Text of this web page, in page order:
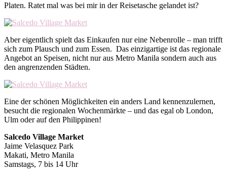
Platen. Ratet mal was bei mir in der Reisetasche gelandet ist?
Aber eigentlich spielt das Einkaufen nur eine Nebenrolle – man trifft
sich zum Plausch und zum Essen. Das einzigartige ist das regionale
Angebot an Speisen, nicht nur aus Metro Manila sondern auch aus
den angrenzenden Städten.
Eine der schönen Möglichkeiten ein anders Land kennenzulernen,
besucht die regionalen Wochenmärkte – und das egal ob London,
Ulm oder auf den Philippinen!
Salcedo Village Market
Jaime Velasquez Park
Makati, Metro Manila
Samstags, 7 bis 14 Uhr